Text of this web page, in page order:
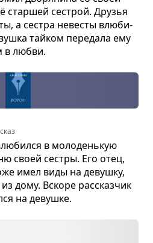
стар­шей сестрой. Дру­зья
а сестра неве­сты влю­би­
тайком пере­дала ему
в любви.
в моло­день­кую
своей сестры. Его отец,
имел виды на девушку,
дому. Вскоре рас­сказ­чик
на девушке.